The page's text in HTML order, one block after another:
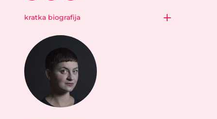
kratka biografija